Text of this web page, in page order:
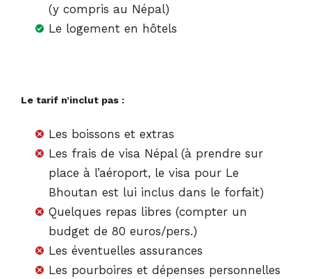
(y compris au Népal)
Le logement en hôtels
Le tarif n’inclut pas :
Les boissons et extras
Les frais de visa Népal (à prendre sur
place à l’aéroport, le visa pour Le
Bhoutan est lui inclus dans le forfait)
Quelques repas libres (compter un
budget de 80 euros/pers.)
Les éventuelles assurances
Les pourboires et dépenses personnelles